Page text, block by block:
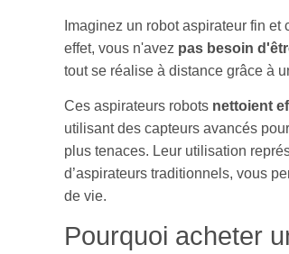
Imaginez un robot aspirateur fin
effet, vous n'avez pas besoin
tout se réalise à distance grâce à
Ces aspirateurs robots nettoient
utilisant des capteurs avancés
plus tenaces. Leur utilisation
d’aspirateurs traditionnels, vous
de vie.
Pourquoi acheter